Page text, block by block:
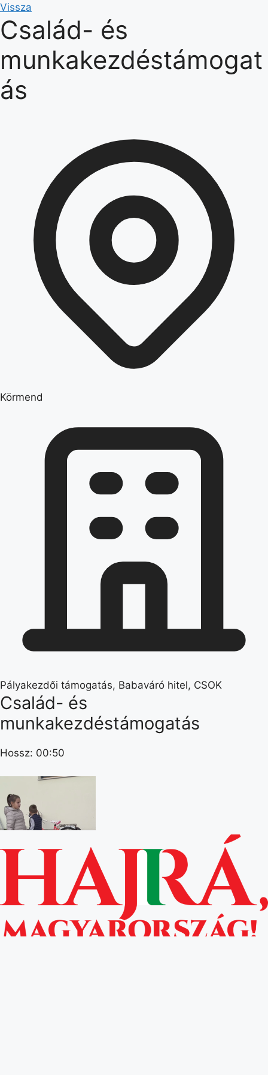
Kilépés
a
tartalomba
Vissza
Család- és
munkakezdéstámogat
ás
Körmend
Pályakezdői támogatás, Babaváró hitel, CSOK
Család- és
munkakezdéstámogatás
Hossz: 00:50